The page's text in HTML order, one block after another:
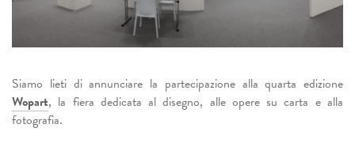
Siamo lieti di annunciare la partecipazione alla quarta edizione
Wopart, la fiera dedicata al disegno, alle opere su carta e alla
fotografia.